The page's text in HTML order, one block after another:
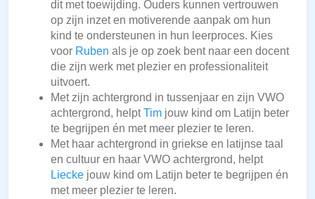
dit met toewijding. Ouders kunnen vertrouwen
op zijn inzet en motiverende aanpak om hun
kind te ondersteunen in hun leerproces. Kies
voor Ruben als je op zoek bent naar een docent
die zijn werk met plezier en professionaliteit
uitvoert.
Met zijn achtergrond in tussenjaar en zijn VWO
achtergrond, helptTim jouw kind om Latijn beter
te begrijpen én met meer plezier te leren.
Met haar achtergrond in griekse en latijnse taal
en cultuur en haar VWO achtergrond, helpt
Liecke jouw kind om Latijn beter te begrijpen én
met meer plezier te leren.